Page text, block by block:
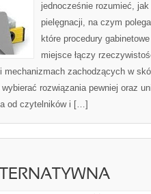
jednocześnie rozumieć, jak
pielęgnacji, na czym
które procedury
miejsce łączy
mechanizmach zachodzących w
rozwiązania pewniej oraz
od czytelników i […]